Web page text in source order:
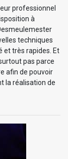
professionnel
à
techniques
et très rapides. Et
pas parce
afin de pouvoir
la réalisation de